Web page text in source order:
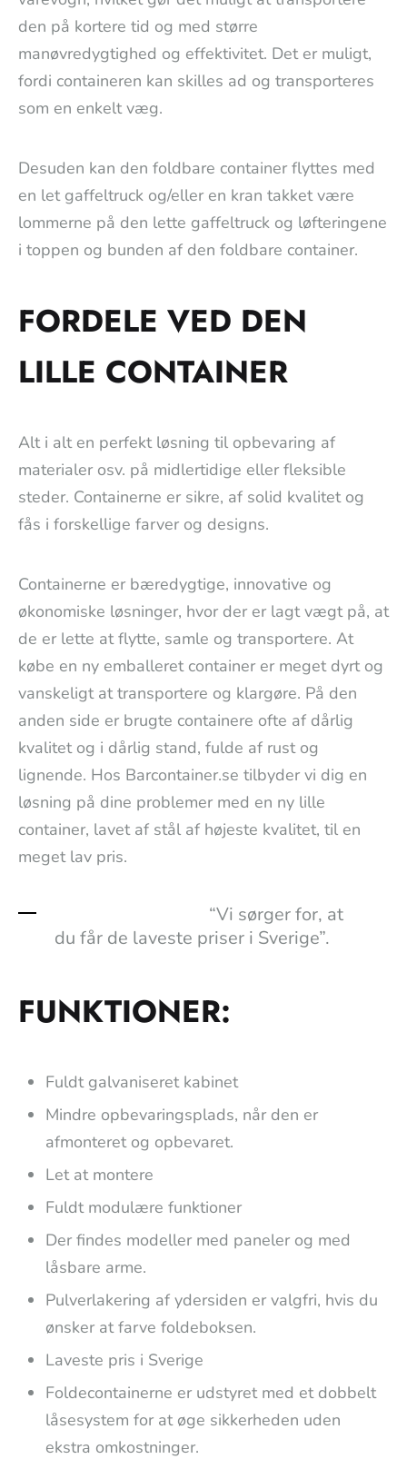
den på kortere tid og med større
manøvredygtighed og effektivitet. Det er muligt,
fordi containeren kan skilles ad og transporteres
som en enkelt væg.
Desuden kan den foldbare container flyttes med
en let gaffeltruck og/eller en kran takket være
lommerne på den lette gaffeltruck og løfteringene
i toppen og bunden af den foldbare container.
FORDELE VED DEN
LILLE CONTAINER
Alt i alt en perfekt løsning til opbevaring af
materialer osv. på midlertidige eller fleksible
steder. Containerne er sikre, af solid kvalitet og
fås i forskellige farver og designs.
Containerne er bæredygtige, innovative og
økonomiske løsninger, hvor der er lagt vægt på, at
de er lette at flytte, samle og transportere. At
købe en ny emballeret container er meget dyrt og
vanskeligt at transportere og klargøre. På den
anden side er brugte containere ofte af dårlig
kvalitet og i dårlig stand, fulde af rust og
lignende. Hos Barcontainer.se tilbyder vi dig en
løsning på dine problemer med en ny lille
container, lavet af stål af højeste kvalitet, til en
meget lav pris.
“Vi sørger for, at
du får de laveste priser i Sverige”.
FUNKTIONER:
Fuldt galvaniseret kabinet
Mindre opbevaringsplads, når den er
afmonteret og opbevaret.
Let at montere
Fuldt modulære funktioner
Der findes modeller med paneler og med
låsbare arme.
Pulverlakering af ydersiden er valgfri, hvis du
ønsker at farve foldeboksen.
Laveste pris i Sverige
Foldecontainerne er udstyret med et dobbelt
låsesystem for at øge sikkerheden uden
ekstra omkostninger.